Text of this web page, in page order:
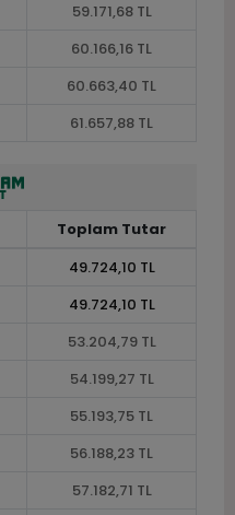
59.171,68 TL
60.166,16 TL
60.663,40 TL
61.657,88 TL
Toplam Tutar
49.724,10 TL
49.724,10 TL
53.204,79 TL
54.199,27 TL
55.193,75 TL
56.188,23 TL
57.182,71 TL